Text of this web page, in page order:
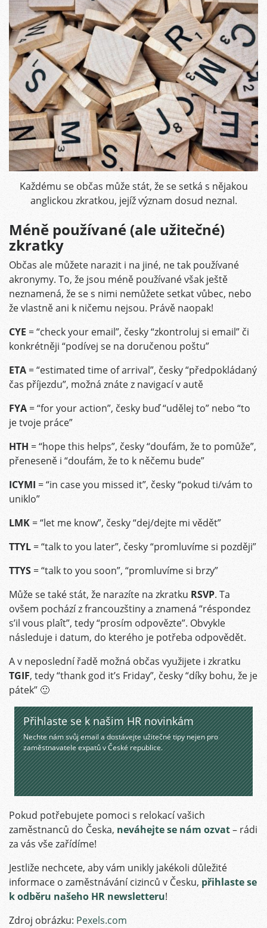
Každému se občas může stát, že se setká s nějakou
anglickou zkratkou, jejíž význam dosud neznal.
Méně používané (ale užitečné)
zkratky
Občas ale můžete narazit i na jiné, ne tak používané
akronymy. To, že jsou méně používané však ještě
neznamená, že se s nimi nemůžete setkat vůbec, nebo
že vlastně ani k ničemu nejsou. Právě naopak!
CYE = “check your email”, česky “zkontroluj si email” či
konkrétněji “podívej se na doručenou poštu”
ETA = “estimated time of arrival”, česky “předpokládaný
čas příjezdu”, možná znáte z navigací v autě
FYA = “for your action”, česky buď “udělej to” nebo “to
je tvoje práce”
HTH = “hope this helps”, česky “doufám, že to pomůže”,
přeneseně i “doufám, že to k něčemu bude”
ICYMI = “in case you missed it”, česky “pokud ti/vám to
uniklo”
LMK = “let me know”, česky “dej/dejte mi vědět”
TTYL= “talk to you later”, česky “promluvíme si později”
TTYS = “talk to you soon”, “promluvíme si brzy”
Může se také stát, že narazíte na zkratku RSVP. Ta
ovšem pochází z francouzštiny a znamená “réspondez
s’il vous plaît”, tedy “prosím odpovězte”. Obvykle
následuje i datum, do kterého je potřeba odpovědět.
A v neposlední řadě možná občas využijete i zkratku
TGIF, tedy “thank god it’s Friday”, česky “díky bohu, že je
pátek” 🙂
Přihlaste se k našim HR novinkám
Nechte nám svůj email a dostávejte užitečné tipy nejen pro
zaměstnavatele expatů v České republice.
Pokud potřebujete pomoci s relokací vašich
zaměstnanců do Česka, neváhejte se nám ozvat– rádi
za vás vše zařídíme!
Jestliže nechcete, aby vám unikly jakékoli důležité
informace o zaměstnávání cizinců v Česku, přihlaste se
k odběru našeho HR newsletteru!
Zdroj obrázku: Pexels.com